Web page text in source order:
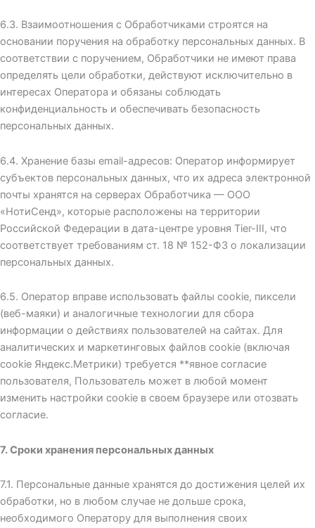
6.3. Взаимоотношения с Обработчиками строятся на
основании поручения на обработку персональных данных. В
соответствии с поручением, Обработчики не имеют права
определять цели обработки, действуют исключительно в
интересах Оператора и обязаны соблюдать
конфиденциальность и обеспечивать безопасность
персональных данных.
6.4. Хранение базы email-адресов: Оператор информирует
субъектов персональных данных, что их адреса электронной
почты хранятся на серверах Обработчика — ООО
«НотиСенд», которые расположены на территории
Российской Федерации в дата-центре уровня Tier-III, что
соответствует требованиям ст. 18 № 152-ФЗ о локализации
персональных данных.
6.5. Оператор вправе использовать файлы cookie, пиксели
(веб-маяки) и аналогичные технологии для сбора
информации о действиях пользователей на сайтах. Для
аналитических и маркетинговых файлов cookie (включая
cookie Яндекс.Метрики) требуется **явное согласие
пользователя, Пользователь может в любой момент
изменить настройки cookie в своем браузере или отозвать
согласие.
7. Сроки хранения персональных данных
7.1. Персональные данные хранятся до достижения целей их
обработки, но в любом случае не дольше срока,
необходимого Оператору для выполнения своих